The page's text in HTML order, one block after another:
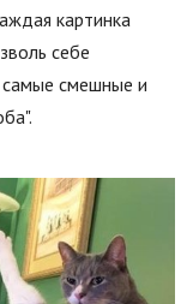
картинка
себе
самые смешные и